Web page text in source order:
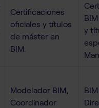
Certificaciones
oficiales y títulos
de máster en
BIM.
y
Modelador BIM,
Coordinador